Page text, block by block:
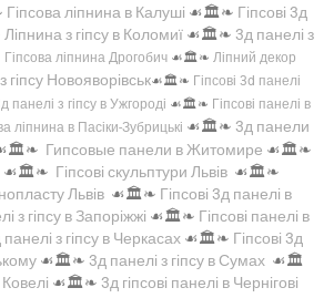
Гіпсова ліпнина в Калуші ☙🏛️❧ Гіпсові 3д
Ліпнина з гіпсу в Коломиї ☙🏛️❧ 3д панелі з
Гіпсова ліпнина Дрогобич ☙🏛️❧ Ліпний декор
гіпсу Новояворівськ☙🏛️❧ Гіпсові 3d панелі
панелі з гіпсу в Ужгороді ☙🏛️❧ Гіпсові панелі в
ліпнина в Пасіки-Зубрицькі ☙🏛️❧ 3д панели
Гипсовые панели в Житомире ☙🏛️❧
☙🏛️❧ Гіпсові скульптури Львів ☙🏛️❧
Львів ☙🏛️❧ Гіпсові 3д панелі в
з гіпсу в Запоріжжі ☙🏛️❧ Гіпсові панелі в
панелі з гіпсу в Черкасах ☙🏛️❧ Гіпсові 3д
☙🏛️❧ 3д панелі з гіпсу в Сумах ☙🏛️
☙🏛️❧ 3д гіпсові панелі в Чернігові